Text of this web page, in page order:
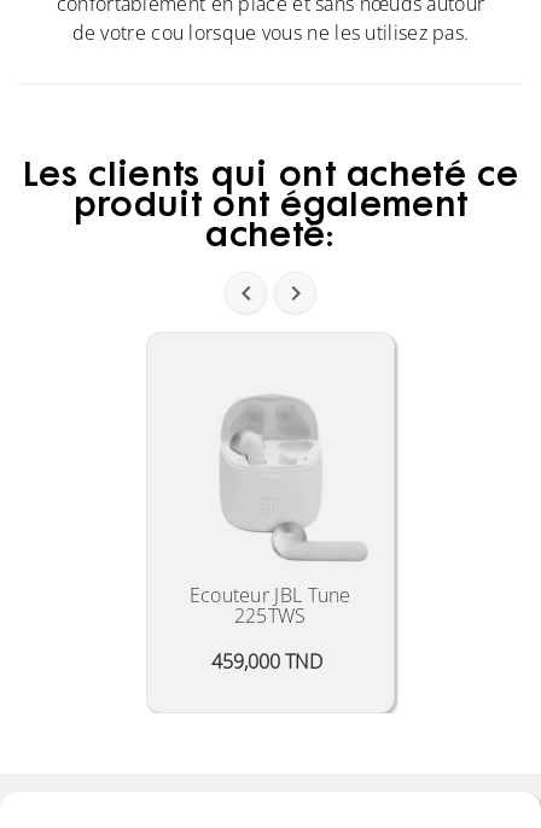
de votre cou lorsque vous ne les utilisez pas.
Les clients qui ont acheté ce
produit ont également
acheté:
 
Ecouteur JBL Tune
225TWS
459,000 TND